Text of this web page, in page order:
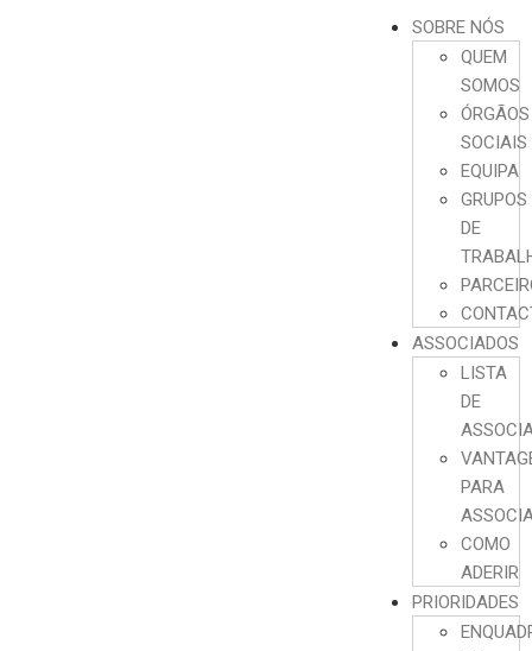
SOBRE NÓS
QUEM
SOMOS
ÓRGÃOS
SOCIAIS
EQUIPA
GRUPOS
DE
ASSOCIADOS
LISTA
DE
PARA
COMO
ADERIR
PRIORIDADES